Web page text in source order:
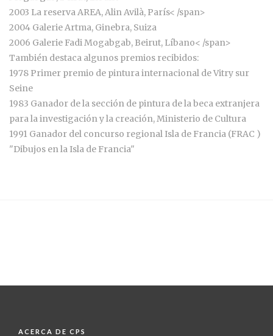
2003 La reserva AREA, Alin Avilà, París< /span>
2004 Galerie Artma, Ginebra, Suiza
2006 Galerie Fadi Mogabgab, Beirut, Líbano< /span>
También destaca algunos premios recibidos:
1978 Primer premio de pintura internacional de Vitry sur
Seine
1983 Ganador de la sección de pintura de la beca extranjera
para la investigación y la creación, Ministerio de Cultura
1991 Ganador del concurso regional Isla de Francia (FRAC )
"Dibujos en la Isla de Francia"
ACERCA DE CPS